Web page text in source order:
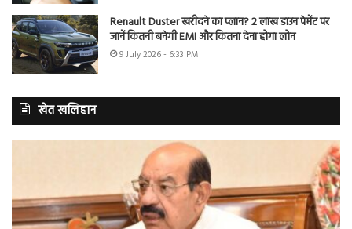
Renault Duster खरीदने का प्लान? 2 लाख डाउन पेमेंट पर
जानें कितनी बनेगी EMI और कितना देना होगा लोन
9 July 2026 - 6:33 PM
खेत खलिहान